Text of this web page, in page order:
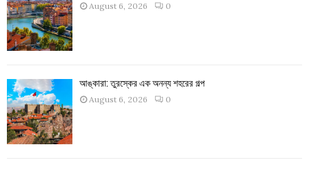
August 6, 2026 0
আঙ্কারা: তুরস্কের এক অনন্য শহরের গল্প
August 6, 2026 0